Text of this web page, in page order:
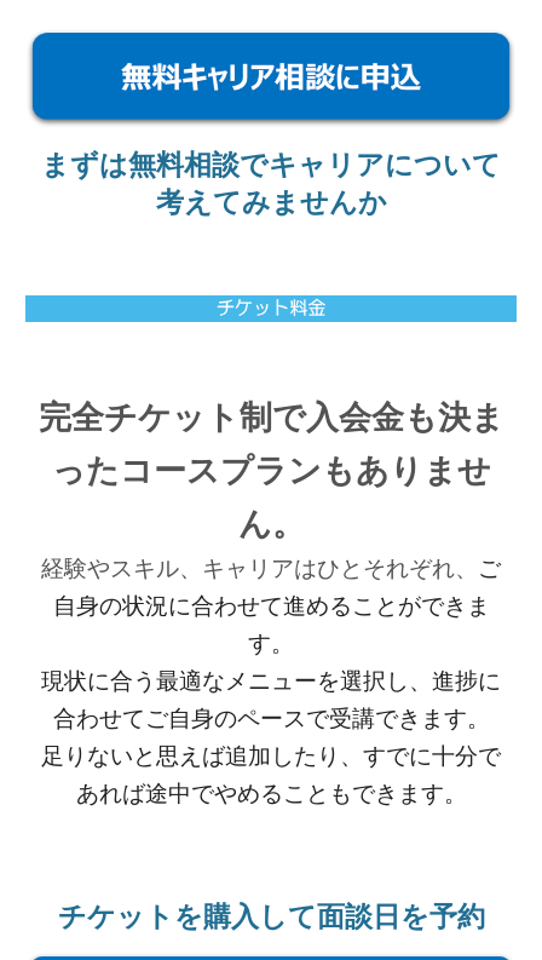
まずは無料相談でキャリアについて
考えてみませんか
完全チケット制で入会金も決ま
ったコースプランもありませ
ん。
経験やスキル、キャリアはひとそれぞれ、 ご
自身の状況に合わせて進めることができま
す。
現状に合う最適なメニューを選択し、進捗に
合わせてご自身のペースで受講できます。
足りないと思えば追加したり、すでに十分で
あれば途中でやめることもできます。
チケットを購入して面談日を予約